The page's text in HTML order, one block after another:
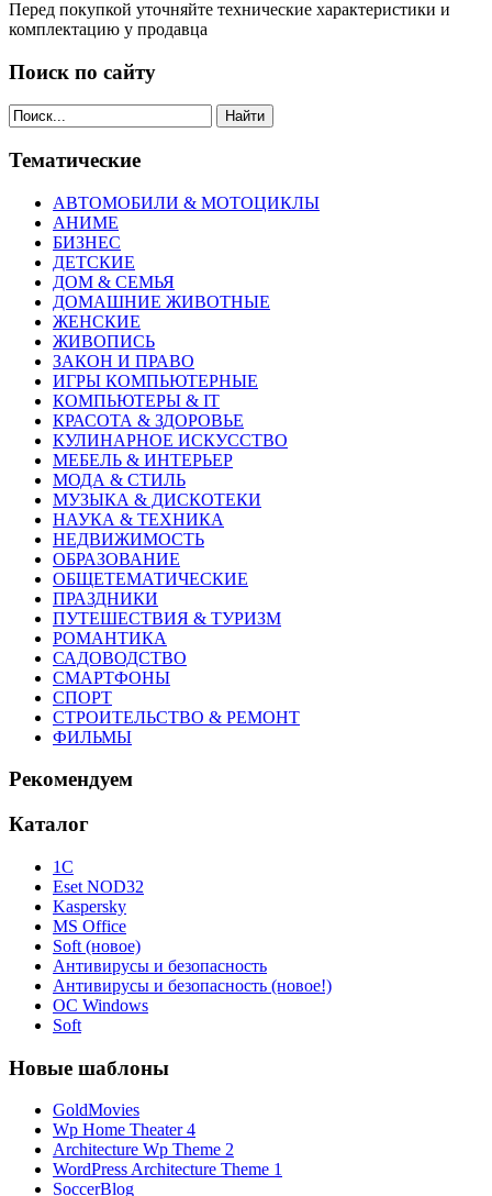
Перед покупкой уточняйте технические характеристики и
комплектацию у продавца
Поиск по сайту
Найти
Тематические
АВТОМОБИЛИ & МОТОЦИКЛЫ
АНИМЕ
БИЗНЕС
ДЕТСКИЕ
ДОМ & СЕМЬЯ
ДОМАШНИЕ ЖИВОТНЫЕ
ЖЕНСКИЕ
ЖИВОПИСЬ
ЗАКОН И ПРАВО
ИГРЫ КОМПЬЮТЕРНЫЕ
КОМПЬЮТЕРЫ & IT
КРАСОТА & ЗДОРОВЬЕ
КУЛИНАРНОЕ ИСКУССТВО
МЕБЕЛЬ & ИНТЕРЬЕР
МОДА & СТИЛЬ
МУЗЫКА & ДИСКОТЕКИ
НАУКА & ТЕХНИКА
НЕДВИЖИМОСТЬ
ОБРАЗОВАНИЕ
ОБЩЕТЕМАТИЧЕСКИЕ
ПРАЗДНИКИ
ПУТЕШЕСТВИЯ & ТУРИЗМ
РОМАНТИКА
САДОВОДСТВО
СМАРТФОНЫ
СПОРТ
СТРОИТЕЛЬСТВО & РЕМОНТ
ФИЛЬМЫ
Рекомендуем
Каталог
1С
Eset NOD32
Kaspersky
MS Office
Soft (новое)
Антивирусы и безопасность
Антивирусы и безопасность (новое!)
ОС Windows
Soft
Новые шаблоны
GoldMovies
Wp Home Theater 4
Architecture Wp Theme 2
WordPress Architecture Theme 1
SoccerBlog